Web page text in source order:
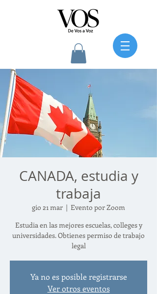
CANADA, estudia y
trabaja
gio 21 mar
  |
Evento por Zoom
Estudia en las mejores escuelas, colleges y
universidades. Obtienes permiso de trabajo
legal
Ya no es posible registrarse
Ver otros eventos